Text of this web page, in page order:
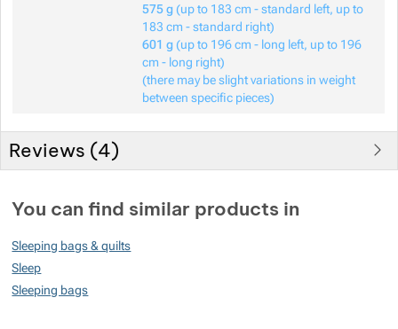
575 g (up to 183 cm - standard left, up to
183 cm - standard right)
601 g (up to 196 cm - long left, up to 196
cm - long right)
(there may be slight variations in weight
between specific pieces)
Reviews (4)
85%
You can find similar products in
Sleeping bags & quilts
Sleep
Sleeping bags